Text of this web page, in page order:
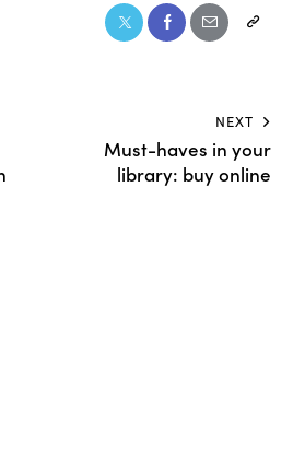
NEXT
Must-haves in your
library: buy online